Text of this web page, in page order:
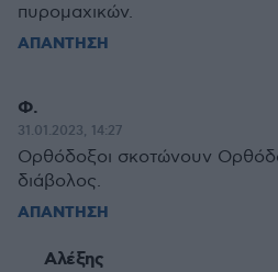
πυρομαχικών.
ΑΠΑΝΤΗΣΗ
Φ.
31.01.2023, 14:27
Ορθόδοξοι σκοτώνουν
διάβολος.
ΑΠΑΝΤΗΣΗ
Αλέξης